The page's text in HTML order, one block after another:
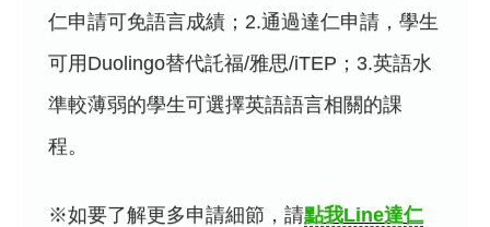
仁申請可免語言成績；2.通過達仁申請，學生
可用Duolingo替代託福/雅思/iTEP；3.英語水
準較薄弱的學生可選擇英語語言相關的課
程。
※如要了解更多申請細節，請點我Line達仁